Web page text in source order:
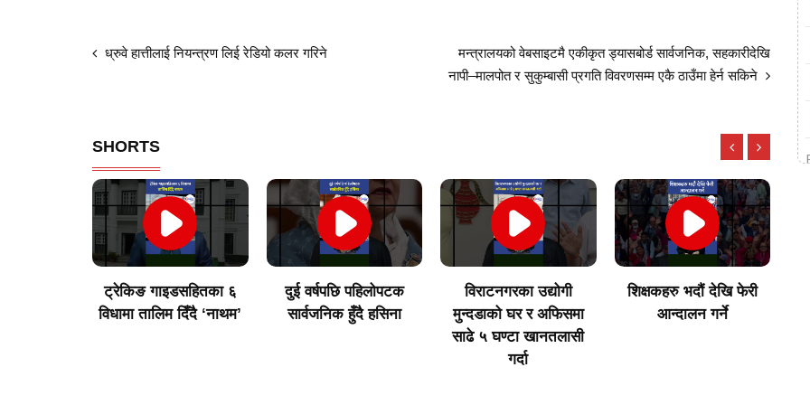
ध्रुवे हात्तीलाई नियन्त्रण लिई रेडियो कलर गरिने
मन्त्रालयको वेबसाइटमै एकीकृत ड्यासबोर्ड सार्वजनिक, सहकारीदेखि
नापी–मालपोत र सुकुम्बासी प्रगति विवरणसम्म एकै ठाउँमा हेर्न सकिने
SHORTS
दुई वर्षपछि पहिलोपटक
सार्वजनिक हुँदै हसिना
विराटनगरका उद्योगी
मुन्दडाको घर र अफिसमा
शिक्षकहरु भदौं देखि फेरी
आन्दालन गर्ने
अर्जेन्टिना सेमिफाइनलमा !!
|| Argentina || FIFA